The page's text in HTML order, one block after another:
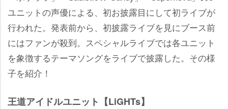
ユニットの声優による、初お披露目にして初ライブが
行われた。発表前から、初披露ライブを見にブース前
にはファンが殺到。スペシャルライブでは各ユニット
を象徴するテーマソングをライブで披露した。その様
子を紹介！
王道アイドルユニット【LiGHTs】